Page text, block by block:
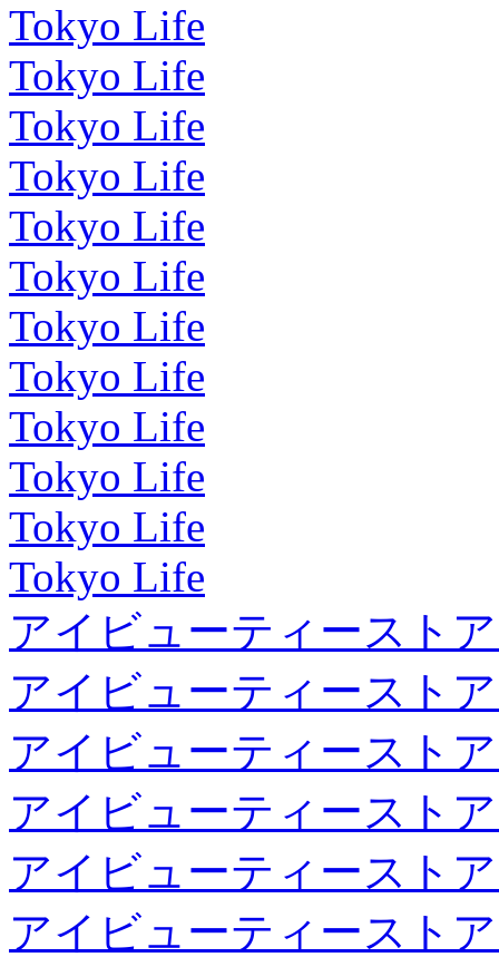
Tokyo Life
Tokyo Life
Tokyo Life
Tokyo Life
Tokyo Life
Tokyo Life
Tokyo Life
Tokyo Life
Tokyo Life
Tokyo Life
Tokyo Life
Tokyo Life
アイビューティースト
アイビューティースト
アイビューティースト
アイビューティースト
アイビューティースト
アイビューティースト